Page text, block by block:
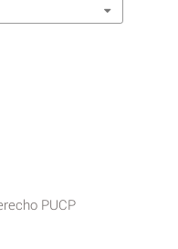
PUCP